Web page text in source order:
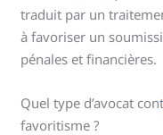
traduit par un
à favoriser un
pénales et financières.
Quel type d’avocat
favoritisme ?